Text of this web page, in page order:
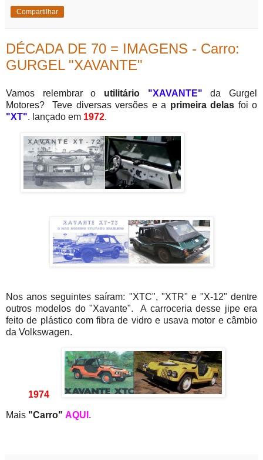
Compartilhar
DÉCADA DE 70 = IMAGENS - Carro:
GURGEL "XAVANTE"
Vamos relembrar o utilitário "XAVANTE" da Gurgel
Motores? Teve diversas versões e a primeira delas foi o
"XT". lançado em 1972.
Nos anos seguintes saíram: "XTC", "XTR" e "X-12" dentre
outros modelos do "Xavante". A carroceria desse jipe era
feito de plástico com fibra de vidro e usava motor e câmbio
da Volkswagen.
1974
Mais "Carro" AQUI .